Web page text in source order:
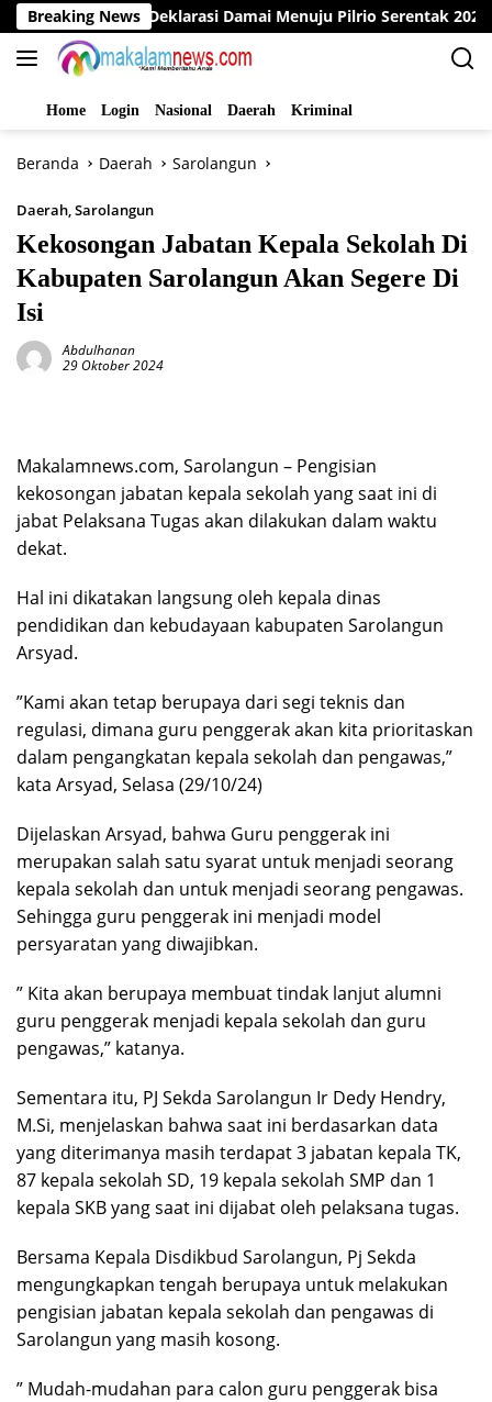
Langsung
ke
konten
Breaking News
Gelar Deklarasi Damai Menuju Pilrio Serentak 2026
Home Login Nasional Daerah Kriminal
Beranda Daerah Sarolangun
Daerah,Sarolangun
Kekosongan Jabatan Kepala Sekolah Di
Kabupaten Sarolangun Akan Segere Di
Isi
Abdulhanan
29 Oktober 2024
Makalamnews.com, Sarolangun – Pengisian
kekosongan jabatan kepala sekolah yang saat ini di
jabat Pelaksana Tugas akan dilakukan dalam waktu
dekat.
Hal ini dikatakan langsung oleh kepala dinas
pendidikan dan kebudayaan kabupaten Sarolangun
Arsyad.
”Kami akan tetap berupaya dari segi teknis dan
regulasi, dimana guru penggerak akan kita prioritaskan
dalam pengangkatan kepala sekolah dan pengawas,”
kata Arsyad, Selasa (29/10/24)
Dijelaskan Arsyad, bahwa Guru penggerak ini
merupakan salah satu syarat untuk menjadi seorang
kepala sekolah dan untuk menjadi seorang pengawas.
Sehingga guru penggerak ini menjadi model
persyaratan yang diwajibkan.
” Kita akan berupaya membuat tindak lanjut alumni
guru penggerak menjadi kepala sekolah dan guru
pengawas,” katanya.
Sementara itu, PJ Sekda Sarolangun Ir Dedy Hendry,
M.Si, menjelaskan bahwa saat ini berdasarkan data
yang diterimanya masih terdapat 3 jabatan kepala TK,
87 kepala sekolah SD, 19 kepala sekolah SMP dan 1
kepala SKB yang saat ini dijabat oleh pelaksana tugas.
Bersama Kepala Disdikbud Sarolangun, Pj Sekda
mengungkapkan tengah berupaya untuk melakukan
pengisian jabatan kepala sekolah dan pengawas di
Sarolangun yang masih kosong.
” Mudah-mudahan para calon guru penggerak bisa